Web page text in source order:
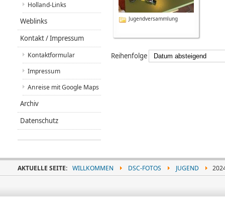
Jugendversammlung
Reihenfolge
Holland-Links
Weblinks
Kontakt / Impressum
Kontaktformular
Impressum
Anreise mit Google Maps
Archiv
Datenschutz
AKTUELLE SEITE: WILLKOMMEN DSC-FOTOS JUGEND